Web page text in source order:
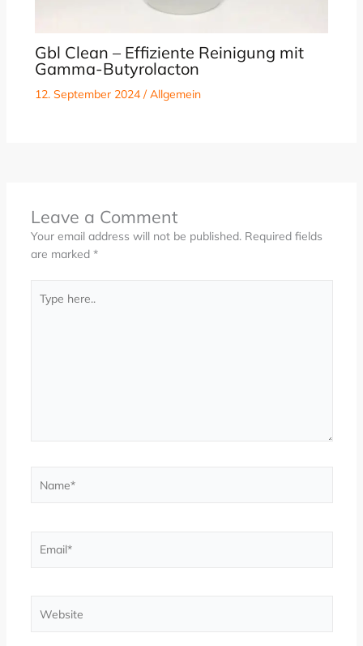
Gbl Clean – Effiziente Reinigung mit
Gamma-Butyrolacton
12. September 2024 /Allgemein
Leave a Comment
Your email address will not be published. Required fields
are marked *
here..